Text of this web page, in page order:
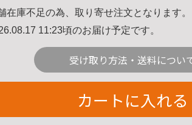
在庫不足の為、取り寄せ注文となります。
11:23頃のお届け予定です。
受け取り方法・送料につい
カートに入れる